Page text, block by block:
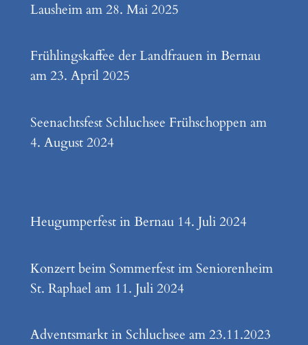
Lausheim am 28. Mai 2025
Frühlingskaffee der Landfrauen in Bernau
am 23. April 2025
Seenachtsfest Schluchsee Frühschoppen am
4. August 2024
Heugumperfest in Bernau 14. Juli 2024
Konzert beim Sommerfest im Seniorenheim
St. Raphael am 11. Juli 2024
Adventsmarkt in Schluchsee am 23.11.2023